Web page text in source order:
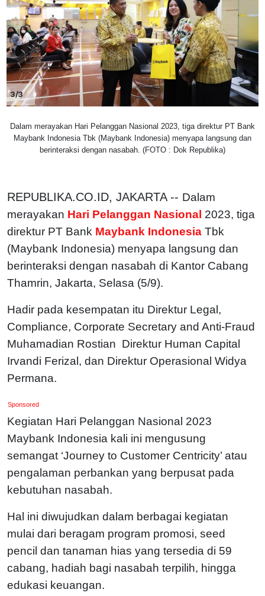
3/3
Dalam merayakan Hari Pelanggan Nasional 2023, tiga direktur PT Bank
Maybank Indonesia Tbk (Maybank Indonesia) menyapa langsung dan
berinteraksi dengan nasabah. (FOTO : Dok Republika)
REPUBLIKA.CO.ID, JAKARTA -- Dalam
merayakan Hari Pelanggan Nasional 2023, tiga
direktur PT Bank Maybank Indonesia Tbk
(Maybank Indonesia) menyapa langsung dan
berinteraksi dengan nasabah di Kantor Cabang
Thamrin, Jakarta, Selasa (5/9).
Hadir pada kesempatan itu Direktur Legal,
Compliance, Corporate Secretary and Anti-Fraud
Muhamadian Rostian Direktur Human Capital
Irvandi Ferizal, dan Direktur Operasional Widya
Permana.
Sponsored
Kegiatan Hari Pelanggan Nasional 2023
Maybank Indonesia kali ini mengusung
semangat ‘Journey to Customer Centricity’ atau
pengalaman perbankan yang berpusat pada
kebutuhan nasabah.
Hal ini diwujudkan dalam berbagai kegiatan
mulai dari beragam program promosi, seed
pencil dan tanaman hias yang tersedia di 59
cabang, hadiah bagi nasabah terpilih, hingga
edukasi keuangan.